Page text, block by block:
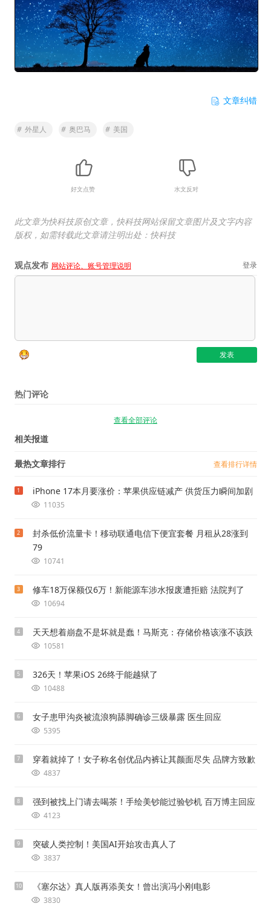
文章纠错
# 外星人 # 奥巴马 # 美国
好文点赞 水文反对
此文章为快科技原创文章，快科技网站保留文章图片及文字内容
版权，如需转载此文章请注明出处：快科技
观点发布 网站评论、账号管理说明 登录
热门评论
查看全部评论
相关报道
最热文章排行 查看排行详情
1 iPhone 17本月要涨价：苹果供应链减产 供货压力瞬间加剧
11035
2
封杀低价流量卡！移动联通电信下便宜套餐 月租从28涨到
79
10741
3 修车18万保额仅6万！新能源车涉水报废遭拒赔 法院判了
10694
4 天天想着崩盘不是坏就是蠢！马斯克：存储价格该涨不该跌
10581
5 326天！苹果iOS 26终于能越狱了
10488
6 女子患甲沟炎被流浪狗舔脚确诊三级暴露 医生回应
5395
7 穿着就掉了！女子称名创优品内裤让其颜面尽失 品牌方致歉
4837
8 强到被找上门请去喝茶！手绘美钞能过验钞机 百万博主回应
4123
9 突破人类控制！美国AI开始攻击真人了
3837
10 《塞尔达》真人版再添美女！曾出演冯小刚电影
3830